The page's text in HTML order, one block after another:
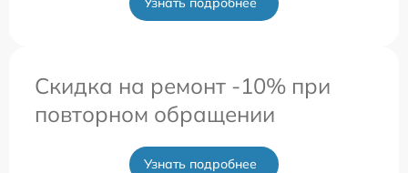
Скидка на ремонт -10% при
повторном обращении
Узнать подробнее